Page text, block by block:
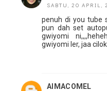
SABTU, 20 APRIL,
penuh di you tube
pun dah set
gwiyomi
gwiyomi ler, jaa
AIMACOMEL